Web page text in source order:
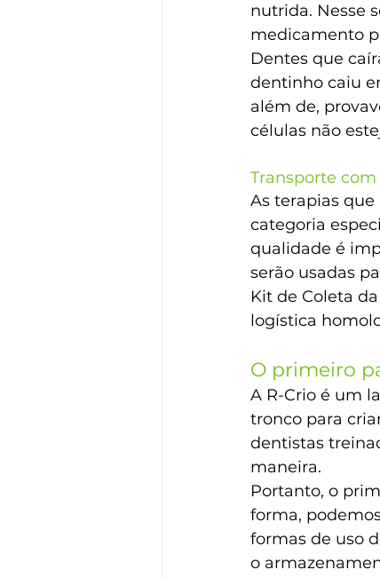
nutrida. Nesse
medicamento
Dentes que
dentinho caiu
além de,
células não
Transporte
As terapias
categoria
qualidade é
serão usadas
Kit de Coleta
logística
O primeiro
A R-Crio é um
tronco para
dentistas
maneira.
Portanto, o
forma,
formas de uso
o